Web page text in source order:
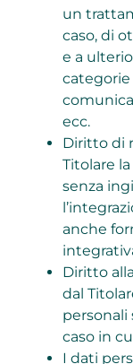
un
caso, di
e a
ecc.
Diritto di
Titolare
senza
anche
Diritto
dal
personali
caso in
I dati